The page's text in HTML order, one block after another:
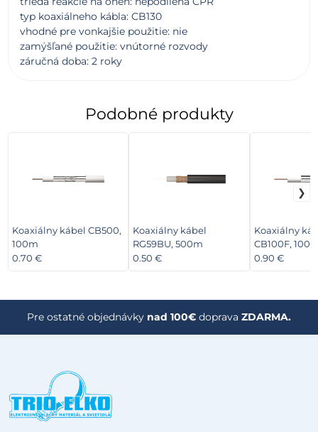
typ koaxiálneho kábla: CB130
vhodné pre vonkajšie použitie: nie
zamýšľané použitie: vnútorné rozvody
záručná doba: 2 roky
Podobné produkty
Koaxiálny kábel CB500,
100m
0.70 €
Koaxiálny kábel
RG59BU, 500m
0.50 €
Koaxiálny
CB100F,
0.90 €
Pre ostatné objednávky nad 100€ doprava ZDARMA.